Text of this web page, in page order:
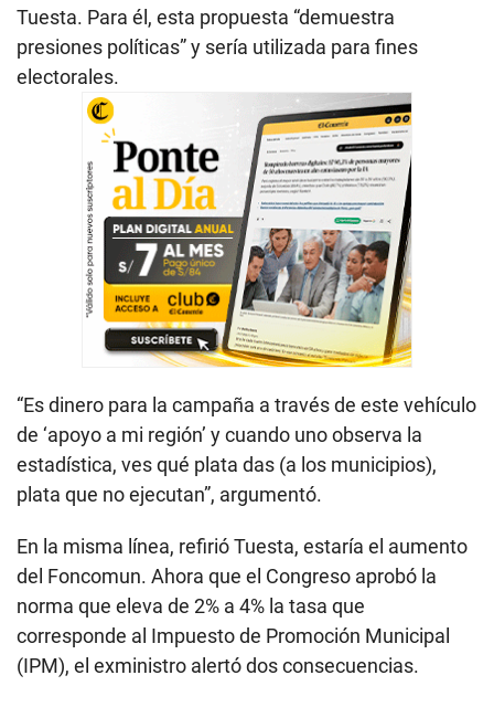
Tuesta. Para él, esta propuesta “demuestra
presiones políticas” y sería utilizada para fines
electorales.
“Es dinero para la campaña a través de este vehículo
de ‘apoyo a mi región’ y cuando uno observa la
estadística, ves qué plata das (a los municipios),
plata que no ejecutan”, argumentó.
En la misma línea, refirió Tuesta, estaría el aumento
del Foncomun. Ahora que el Congreso aprobó la
norma que eleva de 2% a 4% la tasa que
corresponde al Impuesto de Promoción Municipal
(IPM), el exministro alertó dos consecuencias.